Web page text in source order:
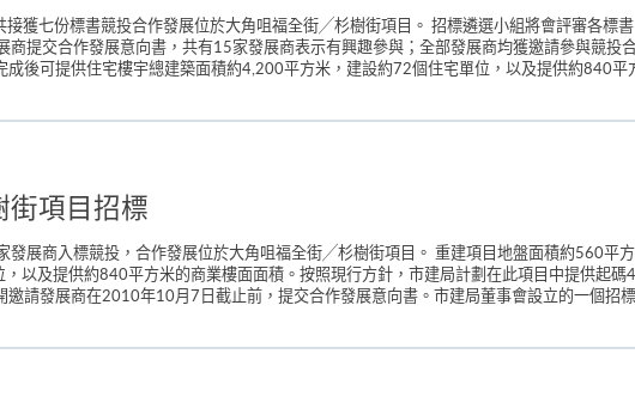
獲七份標書競投合作發展位於大角咀福全街╱杉樹街項目。 招標遴選小組將會評審各標
商提交合作發展意向書，共有15家發展商表示有興趣參與；全部發展商均獲邀請參與競
後可提供住宅樓宇總建築面積約4,200平方米，建設約72個住宅單位，以及提供約840平
項目招標
發展商入標競投，合作發展位於大角咀福全街╱杉樹街項目。 重建項目地盤面積約560平
以及提供約840平方米的商業樓面面積。按照現行方針，市建局計劃在此項目中提供起
請發展商在2010年10月7日截止前，提交合作發展意向書。市建局董事會設立的一個招